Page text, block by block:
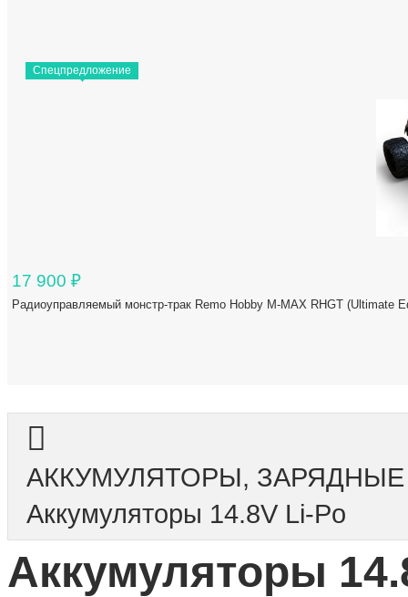
Спецпредложение
17 900 ₽
Радиоуправляемый монстр-трак Remo Hobby M-MAX RHGT (Ultimate
АККУМУЛЯТОРЫ,
Аккумуляторы 14.8V Li-Po
Аккумуляторы